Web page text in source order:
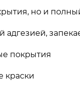
но и
адгезией,
покрытия
краски